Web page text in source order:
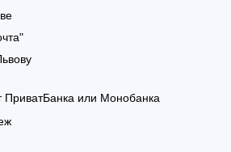
ПриватБанка или Монобанка